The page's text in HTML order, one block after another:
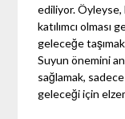
ediliyor.
katılımcı olması
geleceğe
Suyun önemini
sağlamak,
geleceği için